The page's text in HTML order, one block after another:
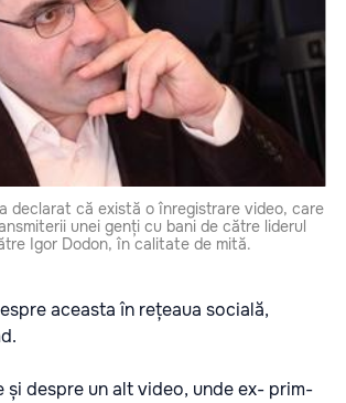
declarat că există o înregistrare video, care
unei genți cu bani de către liderul
Igor Dodon, în calitate de mită.
aceasta în rețeaua socială,
și despre un alt video, unde ex- prim-